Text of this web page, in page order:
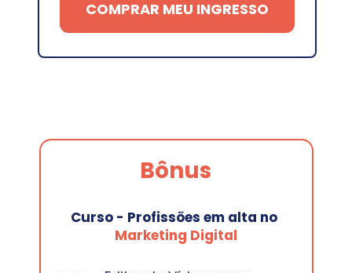
COMPRAR MEU INGRESSO
Bônus
Curso - Profissões em alta no
Marketing Digital